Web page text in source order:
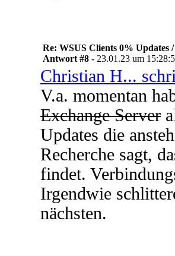
Re: WSUS Clients 0% Updates
Antwort #8 - 23.01.23 um
Christian H...
V.a. momentan
Exchange Server
Updates die
Recherche sagt,
findet.
Irgendwie
nächsten.